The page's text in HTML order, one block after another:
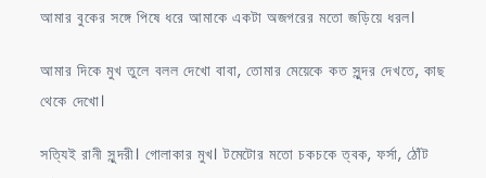
আমার বুকের সঙ্গে পিষে ধরে আমাকে একটা অজগরের মতো জড়িয়ে ধরল।
আমার দিকে মুখ তুলে বলল দেখো বাবা, তোমার মেয়েকে কত সুন্দর দেখতে, কাছ
থেকে দেখো।
সত্যিই রানী সুন্দরী। গোলাকার মুখ। টমেটোর মতো চকচকে ত্বক, ফর্সা, ঠোঁট